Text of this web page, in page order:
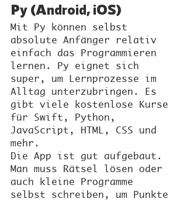
Py (Android, iOS)
Mit Py können selbst
absolute Anfänger relativ
einfach das Programmieren
lernen. Py eignet sich
super, um Lernprozesse im
Alltag unterzubringen. Es
gibt viele kostenlose Kurse
für Swift, Python,
JavaScript, HTML, CSS und
mehr.
Die App ist gut aufgebaut.
Man muss Rätsel lösen oder
auch kleine Programme
selbst schreiben, um Punkte